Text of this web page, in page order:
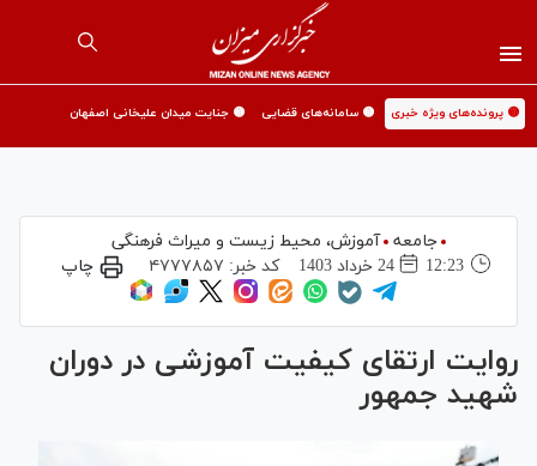
🟡 پرونده‌های ویژه خبری 🟡 سامانه‌های قضایی 🟡 جنایت میدان علیخانی اصفهان
جامعه
آموزش،‌ محیط زیست و میراث فرهنگی
12:23
24 خرداد 1403 کد خبر: ۴۷۷۷۸۵۷ چاپ
روایت ارتقای کیفیت آموزشی در دوران
شهید جمهور